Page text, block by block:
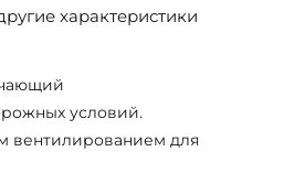
характеристики
условий.
вентилированием для